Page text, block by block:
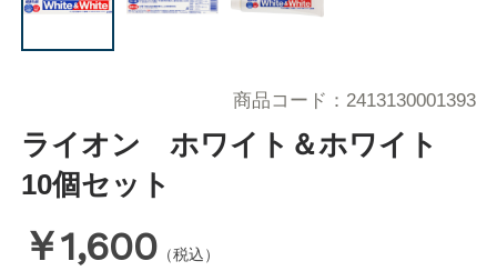
ライオン ホワイト＆ホワイト
10個セット
￥1,600 （税込）
商品コード 2413130001393